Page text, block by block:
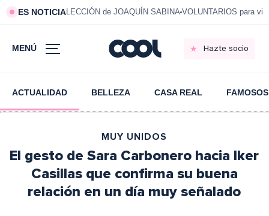
ES NOTICIALECCIÓN de JOAQUÍN SABINA VOLUNTARIOS para
MENÚ Hazte socio
ACTUALIDAD BELLEZA CASA REAL FAMOSOS
MUY UNIDOS
El gesto de Sara Carbonero hacia Iker
Casillas que confirma su buena
relación en un día muy señalado